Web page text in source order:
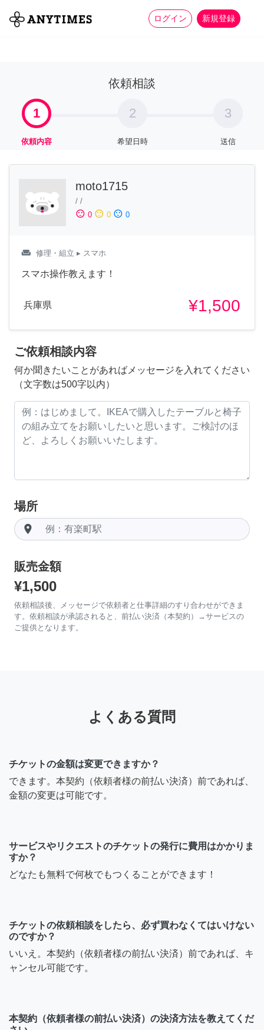
ログイン 新規登録
全て 家事 more_horiz
依頼相談
1
依頼内容
2
希望日時
3
送信
moto1715
/ /
sentiment_satisfied 0 sentiment_neutral 0 sentiment_dissatisfied 0
weekend 修理・組立 ▸ スマホ
スマホ操作教えます！
兵庫県 ¥1,500
ご依頼相談内容
何か聞きたいことがあればメッセージを入れてください
（文字数は500字以内）
場所
room
販売金額
¥1,500
依頼相談後、メッセージで依頼者と仕事詳細のすり合わせができま
す。依頼相談が承認されると、前払い決済（本契約）→サービスの
ご提供となります。
よくある質問
チケットの金額は変更できますか？
できます。本契約（依頼者様の前払い決済）前であれば、
金額の変更は可能です。
サービスやリクエストのチケットの発行に費用はかかりま
すか？
どなたも無料で何枚でもつくることができます！
チケットの依頼相談をしたら、必ず買わなくてはいけない
のですか？
いいえ。本契約（依頼者様の前払い決済）前であれば、キ
ャンセル可能です。
本契約（依頼者様の前払い決済）の決済方法を教えてくだ